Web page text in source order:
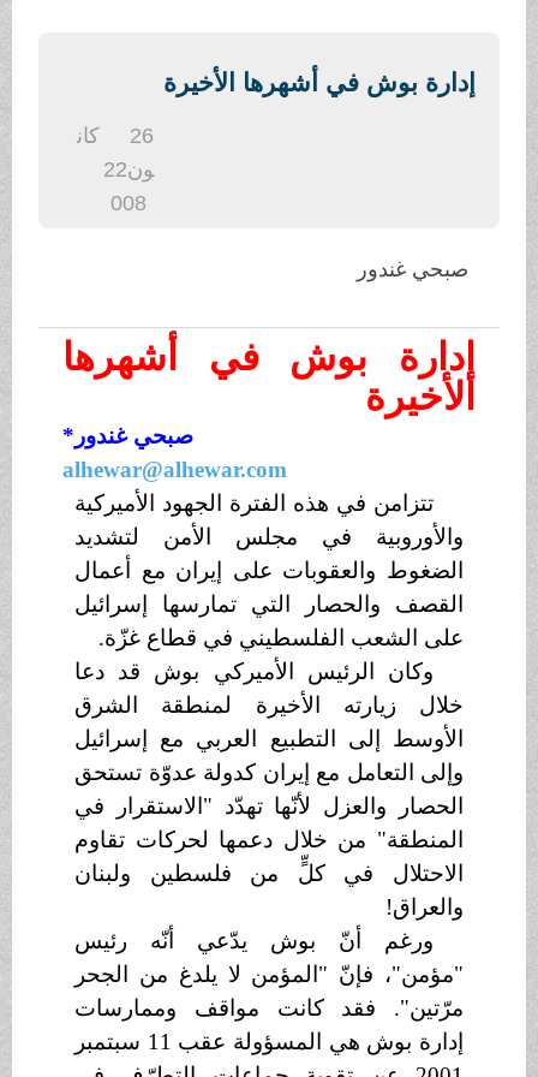
إدارة بوش في أشهرها الأخيرة
ون22
008
صبحي غندور
إدارة بوش في أشهرها
الأخيرة
صبحي غندور*
alhewar@alhewar.com
تتزامن في هذه الفترة الجهود الأميركية
والأوروبية في مجلس الأمن لتشديد
الضغوط والعقوبات على إيران مع أعمال
القصف والحصار التي تمارسها إسرائيل
على الشعب الفلسطيني في قطاع غزّة.
وكان الرئيس الأميركي بوش قد دعا
خلال زيارته الأخيرة لمنطقة الشرق
الأوسط إلى التطبيع العربي مع إسرائيل
وإلى التعامل مع إيران كدولة عدوّة تستحق
الحصار والعزل لأنّها تهدّد "الاستقرار في
المنطقة" من خلال دعمها لحركات تقاوم
الاحتلال في كلٍّ من فلسطين ولبنان
والعراق!
ورغم أنّ بوش يدّعي أنّه رئيس
"مؤمن"، فإنّ "المؤمن لا يلدغ من الجحر
مرّتين". فقد كانت مواقف وممارسات
إدارة بوش هي المسؤولة عقب 11 سبتمبر